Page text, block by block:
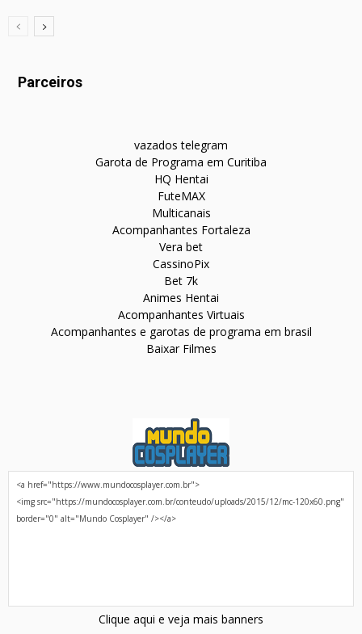
Parceiros
vazados telegram
Garota de Programa em Curitiba
HQ Hentai
FuteMAX
Multicanais
Acompanhantes Fortaleza
Vera bet
CassinoPix
Bet 7k
Animes Hentai
Acompanhantes Virtuais
Acompanhantes e garotas de programa em brasil
Baixar Filmes
Clique aqui e veja mais banners